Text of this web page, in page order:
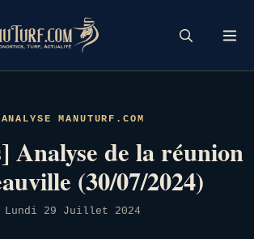
ANALYSE MANUTURF.COM
Analyse de la réunion
(30/07/2024)
Lundi 29 Juillet 2024